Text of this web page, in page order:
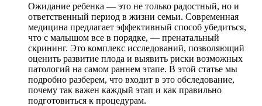
Ожидание ребенка — это не только радостный, но и
ответственный период в жизни семьи. Современная
медицина предлагает эффективный способ убедиться,
что с малышом все в порядке, — пренатальный
скрининг. Это комплекс исследований, позволяющий
оценить развитие плода и выявить риски возможных
патологий на самом раннем этапе. В этой статье мы
подробно разберем, что входит в это обследование,
почему так важен каждый этап и как правильно
подготовиться к процедурам.